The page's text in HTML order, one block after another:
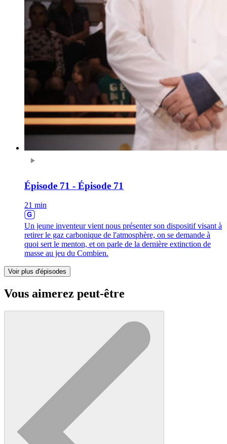
Épisode 71 - Épisode 71
21 min
Un jeune inventeur vient nous présenter son dispositif visant à
retirer le gaz carbonique de l'atmosphère, on se demande à
quoi sert le menton, et on parle de la dernière extinction de
masse au jeu du Combien.
Voir plus d'épisodes
Vous aimerez peut-être